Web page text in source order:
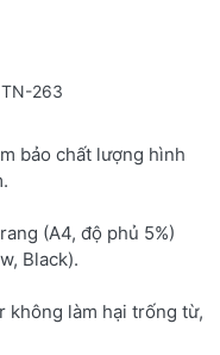
263
bảo chất lượng hình
(A4, độ phủ 5%)
Black).
không làm hại trống từ,